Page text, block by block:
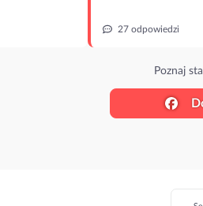
27 odpowiedzi
Poznaj